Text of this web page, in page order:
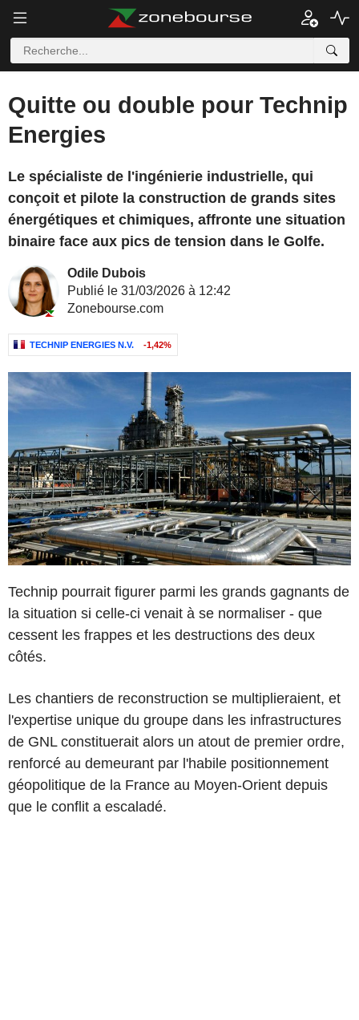
Quitte ou double pour Technip
Energies
Le spécialiste de l'ingénierie industrielle, qui
conçoit et pilote la construction de grands sites
énergétiques et chimiques, affronte une situation
binaire face aux pics de tension dans le Golfe.
Odile Dubois
Publié le 31/03/2026 à 12:42
Zonebourse.com
TECHNIP ENERGIES N.V. -1,42%
Technip pourrait figurer parmi les grands gagnants de
la situation si celle-ci venait à se normaliser - que
cessent les frappes et les destructions des deux
côtés.
Les chantiers de reconstruction se multiplieraient, et
l'expertise unique du groupe dans les infrastructures
de GNL constituerait alors un atout de premier ordre,
renforcé au demeurant par l'habile positionnement
géopolitique de la France au Moyen-Orient depuis
que le conflit a escaladé.